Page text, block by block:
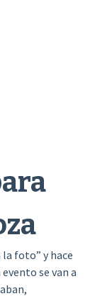
foto” y hace
se van a